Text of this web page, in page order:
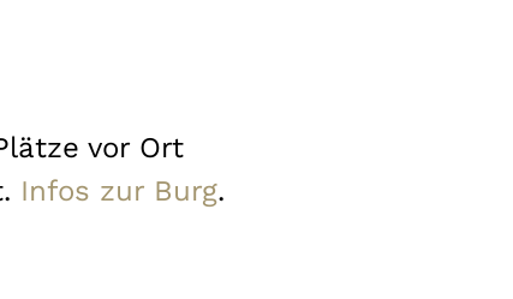
vor Ort
Infos zur Burg.